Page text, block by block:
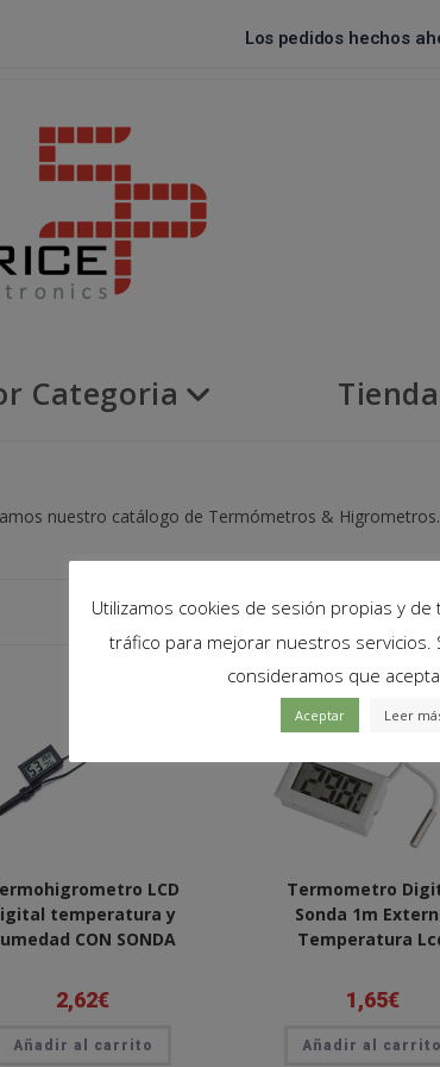
Los pedidos hechos
Categoria Tienda
nuestro catálogo de Termómetros & Higrometros.
LCD
temperatura y
CON SONDA
2,62€
Añadir al carrito
Termometro
Sonda 1m
Temperatura
1,65€
Añadir al carrito
Utilizamos cookies de sesión propias y
tráfico para mejorar nuestros servicios.
consideramos que
Aceptar Leer